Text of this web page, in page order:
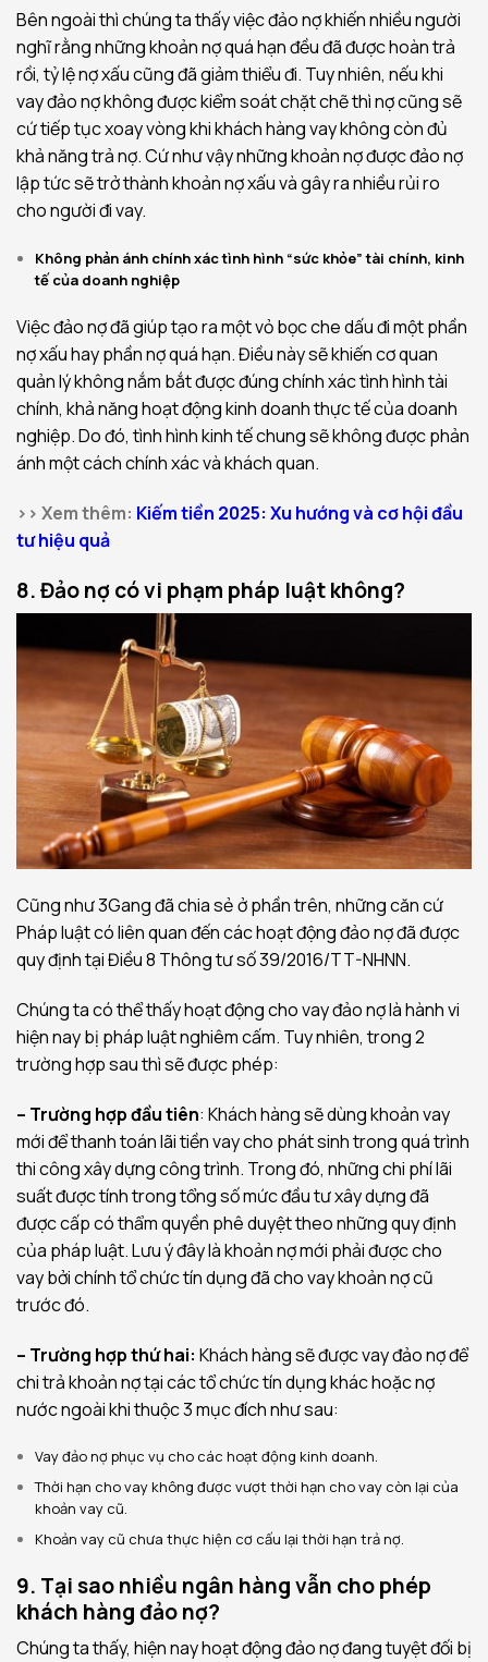
Bên ngoài thì chúng ta thấy việc đảo nợ khiến nhiều người
nghĩ rằng những khoản nợ quá hạn đều đã được hoàn trả
rồi, tỷ lệ nợ xấu cũng đã giảm thiểu đi. Tuy nhiên, nếu khi
vay đảo nợ không được kiểm soát chặt chẽ thì nợ cũng sẽ
cứ tiếp tục xoay vòng khi khách hàng vay không còn đủ
khả năng trả nợ. Cứ như vậy những khoản nợ được đảo nợ
lập tức sẽ trở thành khoản nợ xấu và gây ra nhiều rủi ro
cho người đi vay.
Không phản ánh chính xác tình hình “sức khỏe” tài chính, kinh
tế của doanh nghiệp
Việc đảo nợ đã giúp tạo ra một vỏ bọc che dấu đi một phần
nợ xấu hay phần nợ quá hạn. Điều này sẽ khiến cơ quan
quản lý không nắm bắt được đúng chính xác tình hình tài
chính, khả năng hoạt động kinh doanh thực tế của doanh
nghiệp. Do đó, tình hình kinh tế chung sẽ không được phản
ánh một cách chính xác và khách quan.
>> Xem thêm: Kiếm tiền 2025: Xu hướng và cơ hội đầu
tư hiệu quả
8. Đảo nợ có vi phạm pháp luật không?
Cũng như 3Gang đã chia sẻ ở phần trên, những căn cứ
Pháp luật có liên quan đến các hoạt động đảo nợ đã được
quy định tại Điều 8 Thông tư số 39/2016/TT-NHNN.
Chúng ta có thể thấy hoạt động cho vay đảo nợ là hành vi
hiện nay bị pháp luật nghiêm cấm. Tuy nhiên, trong 2
trường hợp sau thì sẽ được phép:
– Trường hợp đầu tiên: Khách hàng sẽ dùng khoản vay
mới để thanh toán lãi tiền vay cho phát sinh trong quá trình
thi công xây dựng công trình. Trong đó, những chi phí lãi
suất được tính trong tổng số mức đầu tư xây dựng đã
được cấp có thẩm quyền phê duyệt theo những quy định
của pháp luật. Lưu ý đây là khoản nợ mới phải được cho
vay bởi chính tổ chức tín dụng đã cho vay khoản nợ cũ
trước đó.
– Trường hợp thứ hai: Khách hàng sẽ được vay đảo nợ để
chi trả khoản nợ tại các tổ chức tín dụng khác hoặc nợ
nước ngoài khi thuộc 3 mục đích như sau:
Vay đảo nợ phục vụ cho các hoạt động kinh doanh.
Thời hạn cho vay không được vượt thời hạn cho vay còn lại của
khoản vay cũ.
Khoản vay cũ chưa thực hiện cơ cấu lại thời hạn trả nợ.
9. Tại sao nhiều ngân hàng vẫn cho phép
khách hàng đảo nợ?
Chúng ta thấy, hiện nay hoạt động đảo nợ đang tuyệt đối bị